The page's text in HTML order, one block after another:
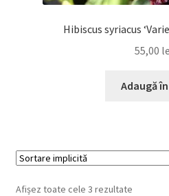
Hibiscus syriacus
55,00
Adaugă
Afișez toate cele 3 rezultate